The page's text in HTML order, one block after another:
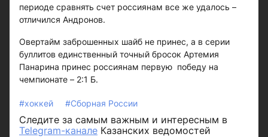
периоде сравнять счет россиянам все же удалось –
отличился Андронов.
Овертайм заброшенных шайб не принес, а в серии
буллитов единственный точный бросок Артемия
Панарина принес россиянам первую победу на
чемпионате – 2:1 Б.
#хоккей #Сборная России
Следите за самым важным и интересным в
Telegram-канале Казанских ведомостей